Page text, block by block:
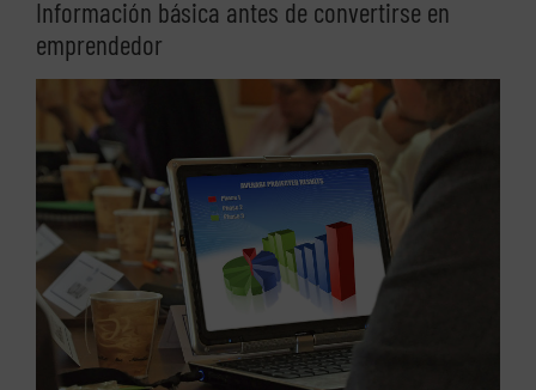
Información básica antes de convertirse en
emprendedor
imagen
más
grande